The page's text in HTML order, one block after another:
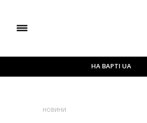
НА ВАРТІ UA
НОВИНИ